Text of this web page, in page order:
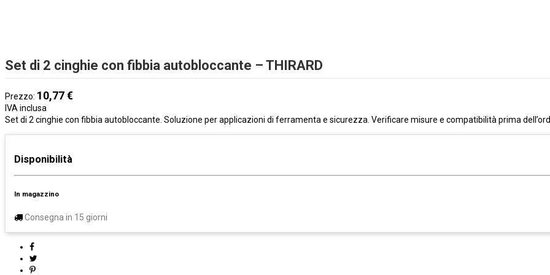
Set di 2 cinghie con fibbia autobloccante – THIRARD
Prezzo: 10,77 €
IVA inclusa
Set di 2 cinghie con fibbia autobloccante. Soluzione per applicazioni di ferramenta e sicurezza. Verificare misure e compatibilità prima
Disponibilità
In magazzino
Consegna in 15 giorni